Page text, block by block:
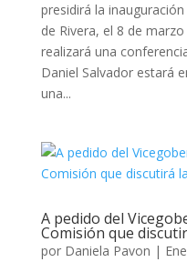
presidirá la inauguración
de Rivera, el 8 de
realizará una
Daniel Salvador estará
una...
A pedido del
Comisión que
por Daniela Pavon |